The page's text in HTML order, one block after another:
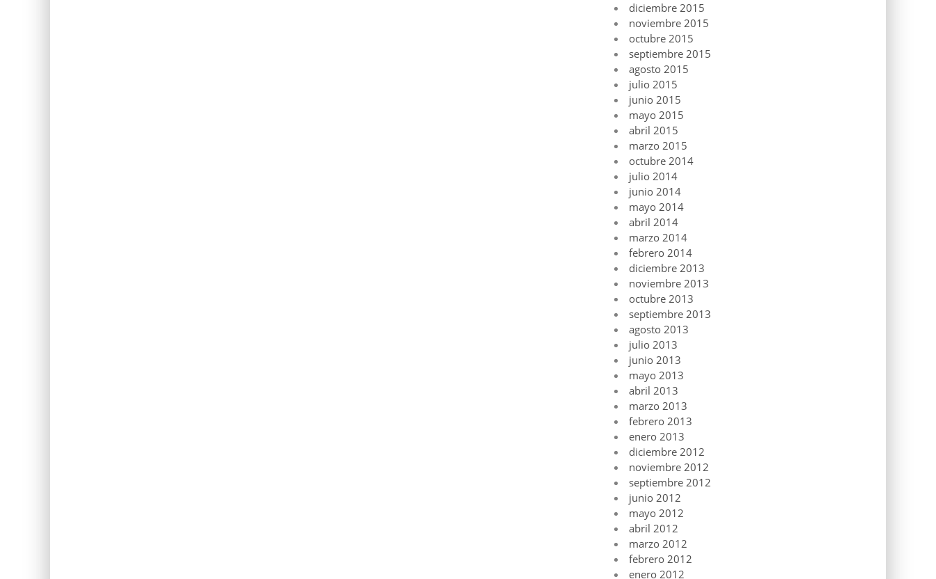
diciembre 2015
noviembre 2015
octubre 2015
septiembre 2015
agosto 2015
julio 2015
junio 2015
mayo 2015
abril 2015
marzo 2015
octubre 2014
julio 2014
junio 2014
mayo 2014
abril 2014
marzo 2014
febrero 2014
diciembre 2013
noviembre 2013
octubre 2013
septiembre 2013
agosto 2013
julio 2013
junio 2013
mayo 2013
abril 2013
marzo 2013
febrero 2013
enero 2013
diciembre 2012
noviembre 2012
septiembre 2012
junio 2012
mayo 2012
abril 2012
marzo 2012
febrero 2012
enero 2012